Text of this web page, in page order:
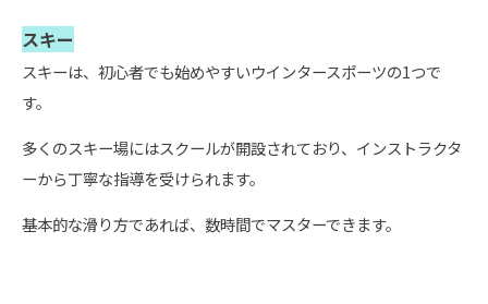
スキー
スキーは、初心者でも始めやすいウインタースポーツの1つで
す。
多くのスキー場にはスクールが開設されており、インストラクタ
ーから丁寧な指導を受けられます。
基本的な滑り方であれば、数時間でマスターできます。